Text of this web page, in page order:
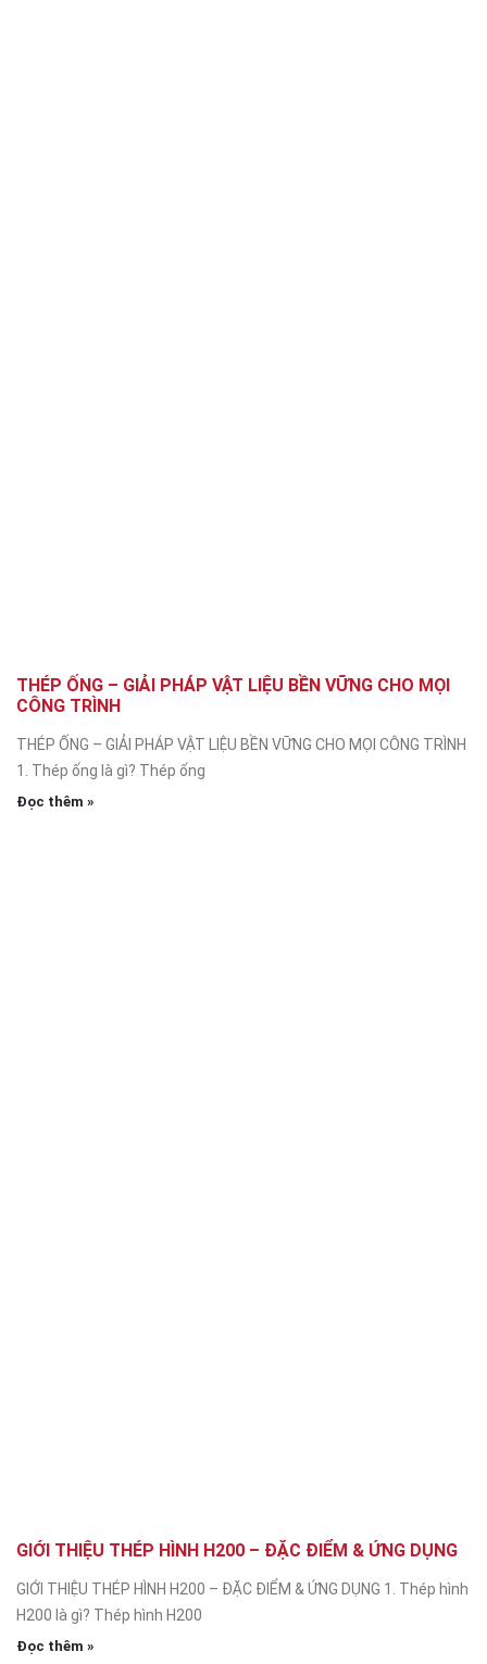
THÉP ỐNG – GIẢI PHÁP VẬT LIỆU BỀN VỮNG CHO MỌI
CÔNG TRÌNH
THÉP ỐNG – GIẢI PHÁP VẬT LIỆU BỀN VỮNG CHO MỌI CÔNG TRÌNH
1. Thép ống là gì? Thép ống
Đọc thêm »
GIỚI THIỆU THÉP HÌNH H200 – ĐẶC ĐIỂM & ỨNG DỤNG
GIỚI THIỆU THÉP HÌNH H200 – ĐẶC ĐIỂM & ỨNG DỤNG 1. Thép hình
H200 là gì? Thép hình H200
Đọc thêm »